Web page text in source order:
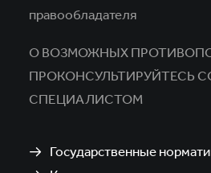
правообладателя
О ВОЗМОЖНЫХ
ПРОКОНСУЛЬТИРУЙТЕСЬ
СПЕЦИАЛИСТОМ
Государственные